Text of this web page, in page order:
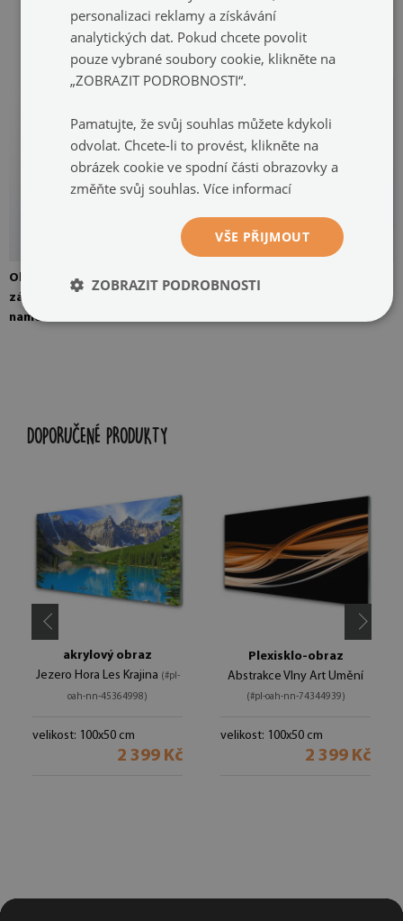
závěsy. Na fotografii jsou
závěsy přilepeny na dvou
Obrázek lze připevnit čtyřmi
závěsy. Zrcadlová ramínka
namontovaná na zeď
Obrázek je připraven k
DOPORUČENÉ PRODUKTY
akrylový obraz
Jezero Hora Les Krajina (#pl-
oah-nn-45364998)
velikost: 100x50 cm
2 399 Kč
Plexisklo-obraz
Abstrakce Vlny Art Umění
(#pl-oah-nn-74344939)
velikost: 100x50 cm
2 399 Kč
personalizaci reklamy a získávání
analytických dat. Pokud chcete povolit
pouze vybrané soubory cookie, klikněte na
„ZOBRAZIT PODROBNOSTI“.
Pamatujte, že svůj souhlas můžete kdykoli
odvolat. Chcete-li to provést, klikněte na
obrázek cookie ve spodní části obrazovky a
změňte svůj souhlas. Více informací
VŠE PŘIJMOUT
ZOBRAZIT PODROBNOSTI